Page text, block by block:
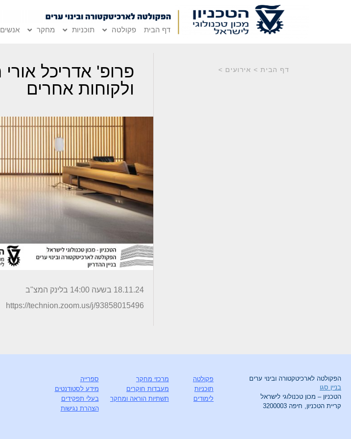
דף הבית פקולטה תוכניות מחקר אנשים
דף הבית > אירועים >
ולקוחות אחרים
18.11.24 בשעה 14:00 בלינק המצ"ב
https://technion.zoom.us/j/93858015496
הפקולטה לארכיטקטורה ובינוי ערים
בניין סגו
הטכניון – מכון טכנולוגי לישראל
קריית הטכניון, חיפה 3200003
פקולטה
תוכניות
לימודים
מרכזי מחקר
מעבדות חוקרים
תשתיות הוראה ומחקר
ספרייה
מידע לסטודנטים
בעלי תפקידים
הצהרת נגישות